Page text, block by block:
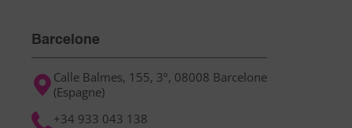
Barcelone
Calle Balmes, 155, 3º, 08008 Barcelone
(Espagne)
+34 933 043 138